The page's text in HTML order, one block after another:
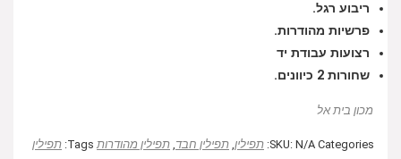
ריבוע רגל.
פרשיות מהודרות.
רצועות עבודת יד
שחורות 2 כיוונים.
מכון בית אל
SKU: N/A Categories: תפילין, תפילין חבד, תפילין מהודרות Tags: תפילין